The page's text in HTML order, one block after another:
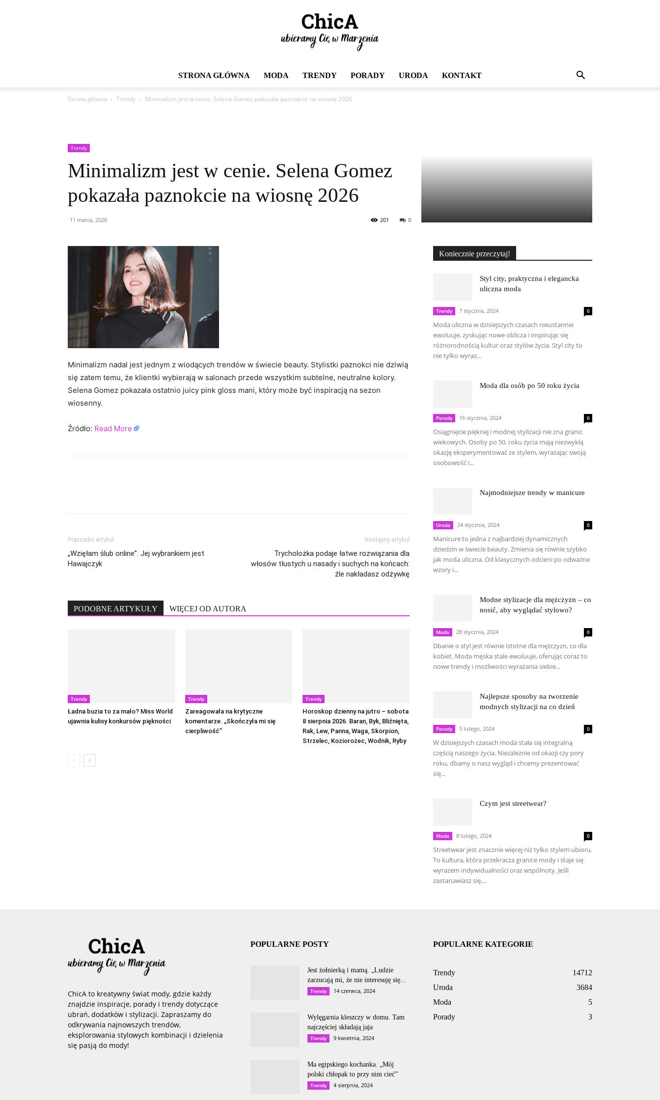
STRONA GŁÓWNA MODA TRENDY PORADY URODA KONTAKT
Strona główna Trendy Minimalizm jest w cenie. Selena Gomez pokazała paznokcie na wiosnę 2026
Trendy
Minimalizm jest w cenie. Selena Gomez
pokazała paznokcie na wiosnę 2026
11 marca, 2026 0
201
Minimalizm nadal jest jednym z wiodących trendów w świecie beauty. Stylistki paznokci nie dziwią
się zatem temu, że klientki wybierają w salonach przede wszystkim subtelne, neutralne kolory.
Selena Gomez pokazała ostatnio juicy pink gloss mani, który może być inspiracją na sezon
wiosenny.
Źródło: Read More
Poprzedni artykuł
„Wzięłam ślub online”. Jej wybrankiem jest
Hawajczyk
Następny artykuł
Trycholożka podaje łatwe rozwiązania dla
włosów tłustych u nasady i suchych na końcach:
źle nakładasz odżywkę
PODOBNE ARTYKUŁY WIĘCEJ OD AUTORA
Trendy
Ładna buzia to za mało? Miss World
ujawnia kulisy konkursów piękności
Trendy
Zareagowała na krytyczne
komentarze. „Skończyła mi się
cierpliwość”
Trendy
Horoskop dzienny na jutro – sobota
8 sierpnia 2026. Baran, Byk, Bliźnięta,
Rak, Lew, Panna, Waga, Skorpion,
Strzelec, Koziorożec, Wodnik, Ryby
Koniecznie przeczytaj!
Styl city, praktyczna i elegancka
uliczna moda
Trendy 7 stycznia, 2024 0
Moda uliczna w dzisiejszych czasach nieustannie
ewoluuje, zyskując nowe oblicza i inspirując się
różnorodnością kultur oraz stylów życia. Styl city to
nie tylko wyraz...
Moda dla osób po 50 roku życia
Porady 16 stycznia, 2024 0
Osiągnięcie pięknej i modnej stylizacji nie zna granic
wiekowych. Osoby po 50. roku życia mają niezwykłą
okazję eksperymentować ze stylem, wyrażając swoją
osobowość i...
Najmodniejsze trendy w manicure
Uroda 24 stycznia, 2024 0
Manicure to jedna z najbardziej dynamicznych
dziedzin w świecie beauty. Zmienia się równie szybko
jak moda uliczna. Od klasycznych odcieni po odważne
wzory i...
Modne stylizacje dla mężczyzn – co
nosić, aby wyglądać stylowo?
Moda 28 stycznia, 2024 0
Dbanie o styl jest równie istotne dla mężczyzn, co dla
kobiet. Moda męska stale ewoluuje, oferując coraz to
nowe trendy i możliwości wyrażania siebie...
Najlepsze sposoby na tworzenie
modnych stylizacji na co dzień
Porady 5 lutego, 2024 0
W dzisiejszych czasach moda stała się integralną
częścią naszego życia. Niezależnie od okazji czy pory
roku, dbamy o nasz wygląd i chcemy prezentować
się...
Czym jest streetwear?
Moda 8 lutego, 2024 0
Streetwear jest znacznie więcej niż tylko stylem ubioru.
To kultura, która przekracza granice mody i staje się
wyrazem indywidualności oraz wspólnoty. Jeśli
zastanawiasz się,...
ChicA to kreatywny świat mody, gdzie każdy
znajdzie inspiracje, porady i trendy dotyczące
ubrań, dodatków i stylizacji. Zapraszamy do
odkrywania najnowszych trendów,
eksplorowania stylowych kombinacji i dzielenia
się pasją do mody!
POPULARNE POSTY
Jest żołnierką i mamą. „Ludzie
zarzucają mi, że nie interesuję się...
Trendy 14 czerwca, 2024
Wylęgarnia kleszczy w domu. Tam
najczęściej składają jaja
Trendy 9 kwietnia, 2024
Ma egipskiego kochanka. „Mój
polski chłopak to przy nim cieć”
Trendy 4 sierpnia, 2024
POPULARNE KATEGORIE
Trendy
14712
Uroda
3684
Moda
5
Porady
3